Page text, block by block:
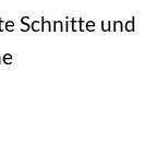
Schnitte und